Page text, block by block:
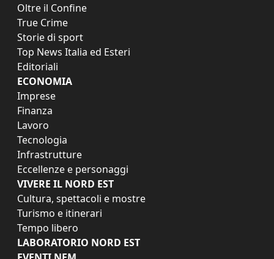
Oltre il Confine
True Crime
Storie di sport
Top News Italia ed Esteri
Editoriali
ECONOMIA
Imprese
Finanza
Lavoro
Tecnologia
Infrastrutture
Eccellenze e personaggi
VIVERE IL NORD EST
Cultura, spettacoli e mostre
Turismo e itinerari
Tempo libero
LABORATORIO NORD EST